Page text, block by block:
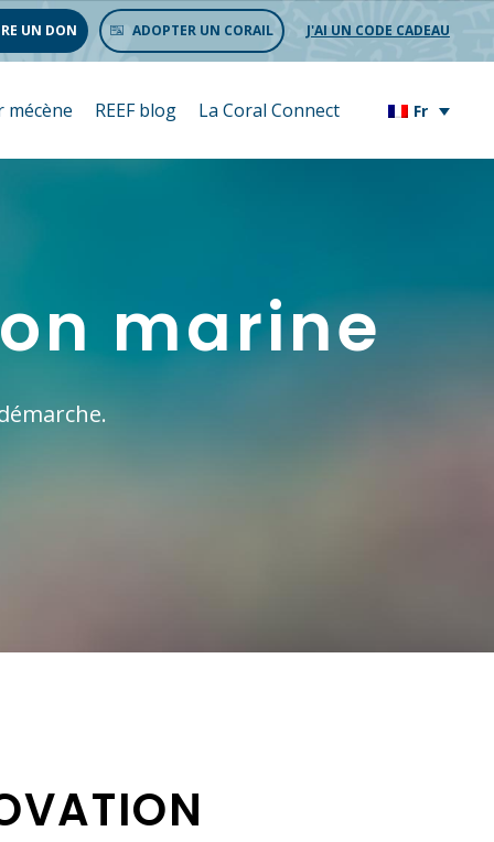
UN DON ADOPTER UN CORAIL J'AI UN CODE CADEAU
Fr
mécène REEF blog La Coral Connect
marine